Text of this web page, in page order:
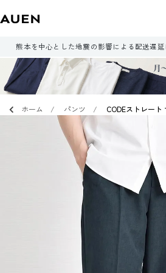
熊本を中心とした地震の影響による配送遅延
ホーム パンツ CODEストレート